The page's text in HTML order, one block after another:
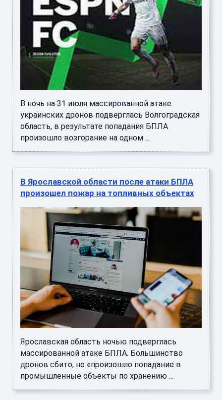
В ночь на 31 июля массированной атаке
украинских дронов подверглась Волгоградская
область, в результате попадания БПЛА
произошло возгорание на одном ...
В Ярославской области после атаки БПЛА
произошел пожар на топливных объектах
Ярославская область ночью подверглась
массированной атаке БПЛА. Большинство
дронов сбито, но «произошло попадание в
промышленные объекты по хранению ...